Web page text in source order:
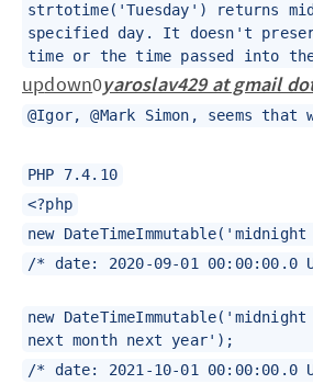
strtotime('Tuesday') returns
specified day. It doesn't
time or the time passed into
updown0yaroslav429 at gmail
@Igor, @Mark Simon, seems that
PHP 7.4.10
<?php
new
/* date: 2020-09-01 00:00:00.0
new
next month next year');
/* date: 2021-10-01 00:00:00.0